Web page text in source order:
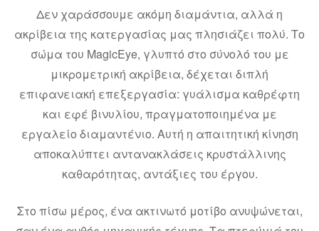
Δεν χαράσσουμε ακόμη διαμάντια, αλλά η
ακρίβεια της κατεργασίας μας πλησιάζει πολύ. Το
σώμα του MagicEye, γλυπτό στο σύνολό του με
μικρομετρική ακρίβεια, δέχεται διπλή
επιφανειακή επεξεργασία: γυάλισμα καθρέφτη
και εφέ βινυλίου, πραγματοποιημένα με
εργαλείο διαμαντένιο. Αυτή η απαιτητική κίνηση
αποκαλύπτει αντανακλάσεις κρυστάλλινης
καθαρότητας, αντάξιες του έργου.
Στο πίσω μέρος, ένα ακτινωτό μοτίβο ανυψώνεται,